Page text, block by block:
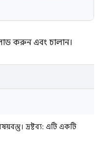
করুন এবং চালান।
দ্রষ্টব্য: এটি একটি